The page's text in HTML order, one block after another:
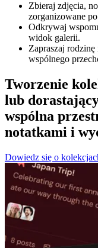
Zbieraj zdjęcia,
zorganizowane
Odkrywaj
widok galerii.
Zapraszaj
wspólnego
Tworzenie
lub
wspólna
notatkami i
Dowiedz się o